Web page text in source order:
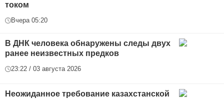
током
Вчера 05:20
В ДНК человека обнаружены следы двух
ранее неизвестных предков
23:22 / 03 августа 2026
Неожиданное требование казахстанской